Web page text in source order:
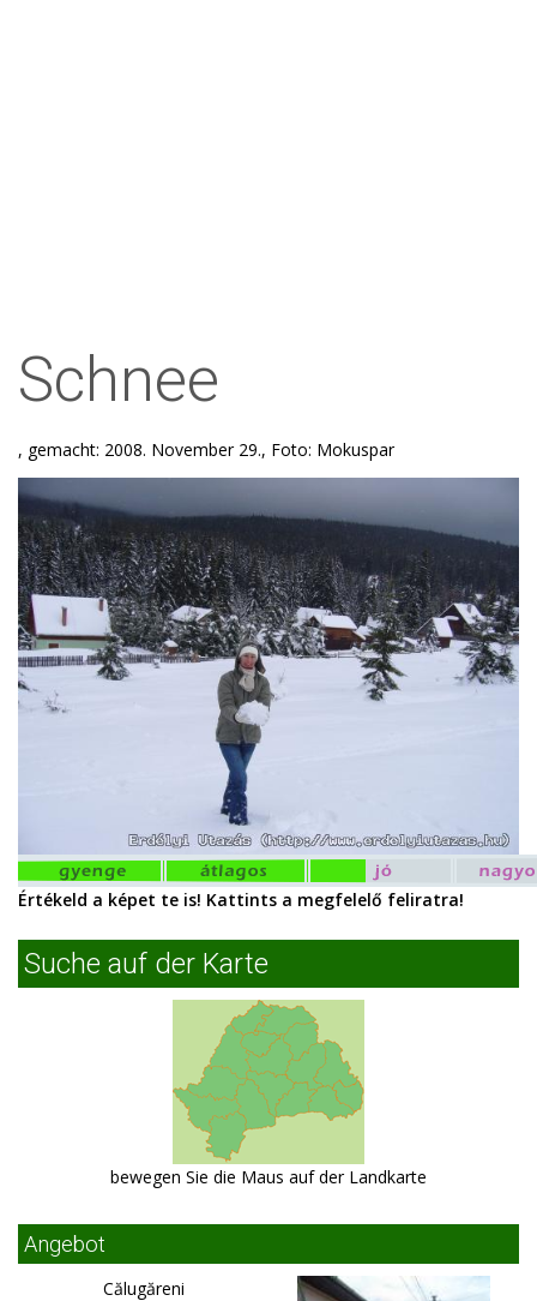
Schnee
, gemacht: 2008. November 29., Foto: Mokuspar
Értékeld a képet te is! Kattints a megfelelő feliratra!
Suche auf der Karte
bewegen Sie die Maus auf der Landkarte
Angebot
Călugăreni